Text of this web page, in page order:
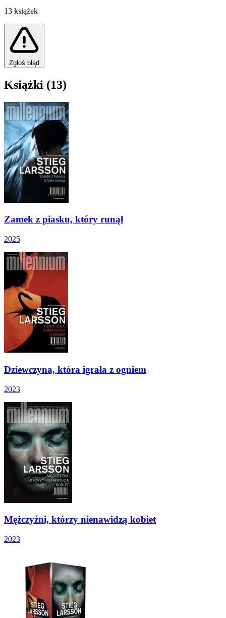
13 książek
Zgłoś błąd
Książki (13)
Zamek z piasku, który runął
2025
Dziewczyna, która igrała z ogniem
2023
Mężczyźni, którzy nienawidzą kobiet
2023